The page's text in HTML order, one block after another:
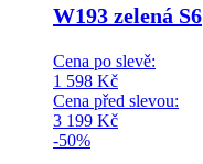
W193 zelená S6
Cena po slevě:
1 598 Kč
Cena před slevou:
3 199 Kč
-50%